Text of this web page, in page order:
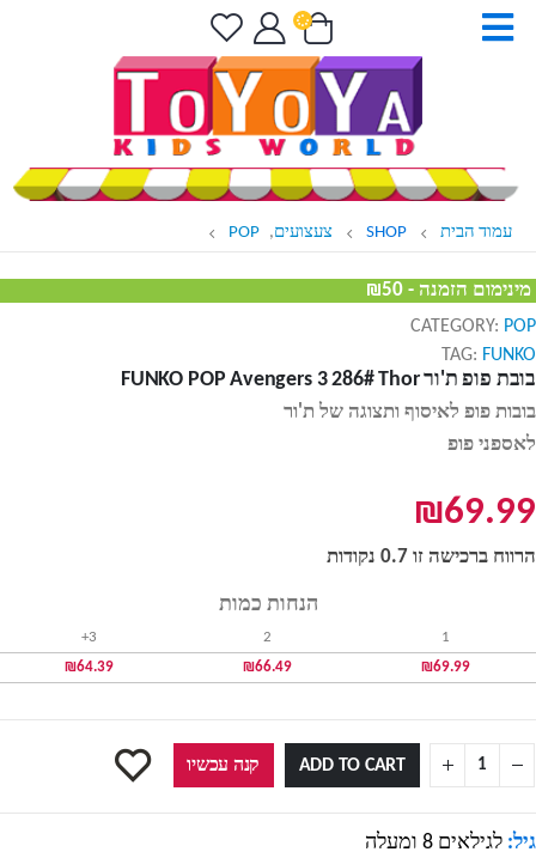
עמוד הבית SHOP צעצועים,
POP
מינימום הזמנה - ₪50
CATEGORY: POP
TAG: FUNKO
בובת פופ ת'ור FUNKO POP Avengers 3 286# Thor
בובות פופ לאיסוף ותצוגה של ת'ור
לאספני פופ
₪69.99
הרווח ברכישה זו 0.7 נקודות
הנחות כמות
1
2
3+
₪69.99
₪66.49
₪64.39
ADD TO CART קנה עכשיו
גיל: לגילאים 8 ומעלה